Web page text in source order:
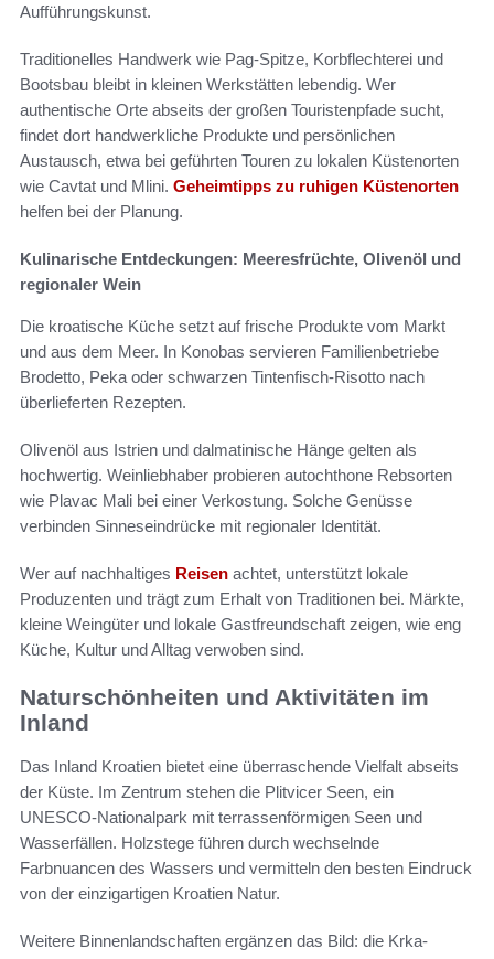
Aufführungskunst.
Traditionelles Handwerk wie Pag-Spitze, Korbflechterei und
Bootsbau bleibt in kleinen Werkstätten lebendig. Wer
authentische Orte abseits der großen Touristenpfade sucht,
findet dort handwerkliche Produkte und persönlichen
Austausch, etwa bei geführten Touren zu lokalen Küstenorten
wie Cavtat und Mlini. Geheimtipps zu ruhigen Küstenorten
helfen bei der Planung.
Kulinarische Entdeckungen: Meeresfrüchte, Olivenöl und
regionaler Wein
Die kroatische Küche setzt auf frische Produkte vom Markt
und aus dem Meer. In Konobas servieren Familienbetriebe
Brodetto, Peka oder schwarzen Tintenfisch-Risotto nach
überlieferten Rezepten.
Olivenöl aus Istrien und dalmatinische Hänge gelten als
hochwertig. Weinliebhaber probieren autochthone Rebsorten
wie Plavac Mali bei einer Verkostung. Solche Genüsse
verbinden Sinneseindrücke mit regionaler Identität.
Wer auf nachhaltiges Reisen achtet, unterstützt lokale
Produzenten und trägt zum Erhalt von Traditionen bei. Märkte,
kleine Weingüter und lokale Gastfreundschaft zeigen, wie eng
Küche, Kultur und Alltag verwoben sind.
Naturschönheiten und Aktivitäten im
Inland
Das Inland Kroatien bietet eine überraschende Vielfalt abseits
der Küste. Im Zentrum stehen die Plitvicer Seen, ein
UNESCO-Nationalpark mit terrassenförmigen Seen und
Wasserfällen. Holzstege führen durch wechselnde
Farbnuancen des Wassers und vermitteln den besten Eindruck
von der einzigartigen Kroatien Natur.
Weitere Binnenlandschaften ergänzen das Bild: die Krka-